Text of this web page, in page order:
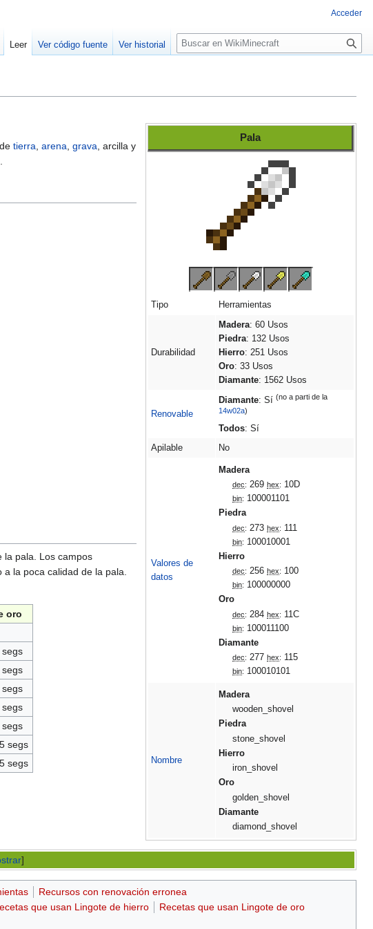
Pala
Tipo Herramientas
Durabilidad
Madera: 60 Usos
Piedra: 132 Usos
Hierro: 251 Usos
Oro: 33 Usos
Diamante: 1562 Usos
Renovable
Diamante: Sí (no a parti de la
14w02a)
Todos: Sí
Apilable No
Valores de
datos
Madera
dec: 269hex: 10D
bin: 100001101
Piedra
dec: 273hex: 111
bin: 100010001
Hierro
dec: 256hex: 100
bin: 100000000
Oro
dec: 284hex: 11C
bin: 100011100
Diamante
dec: 277hex: 115
bin: 100010101
Nombre
Madera
wooden_shovel
Piedra
stone_shovel
Hierro
iron_shovel
Oro
golden_shovel
Diamante
diamond_shovel
tierra arena grava , arcilla y
la pala. Los campos
la poca calidad de la pala.
oro
segs
segs
]
Recursos con renovación erronea
que usan Lingote de hierro
Recetas que usan Lingote de oro
Acceder
Leer Ver código fuente Ver historial
B
u
a